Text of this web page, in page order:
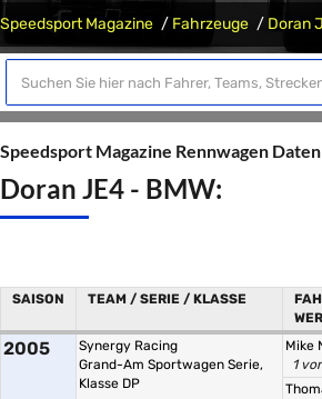
Speedsport Magazine Fahrzeuge Doran
Speedsport Magazine Rennwagen
Doran JE4 - BMW:
SAISON TEAM / SERIE / KLASSE
2005
Synergy Racing
Grand-Am Sportwagen Serie,
Klasse DP
Mike
1